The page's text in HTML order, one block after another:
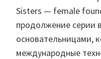
Sisters — female
продолжение серии
основательницами,
международные